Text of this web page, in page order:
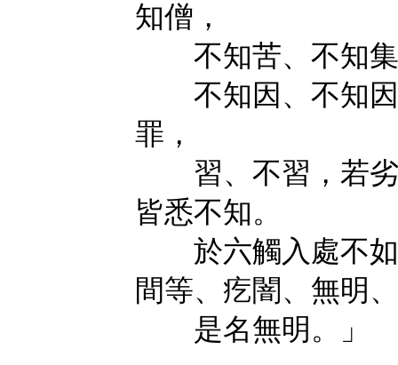
知僧，
不知苦、不知集
不知因、不知因
罪，
習、不習，若劣
皆悉不知。
於六觸入處不如
間等、疙闇、無明
是名無明。」